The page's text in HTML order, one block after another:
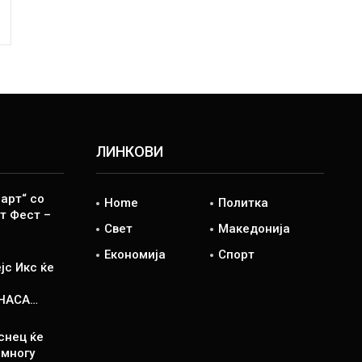
со
Фест –
Икс ќе
ќе
ЛИНКОВИ
Home
Политка
Свет
Македонија
Економија
Спорт